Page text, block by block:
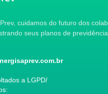
cuidamos do futuro dos
seus planos de previdência.
a LGPD/